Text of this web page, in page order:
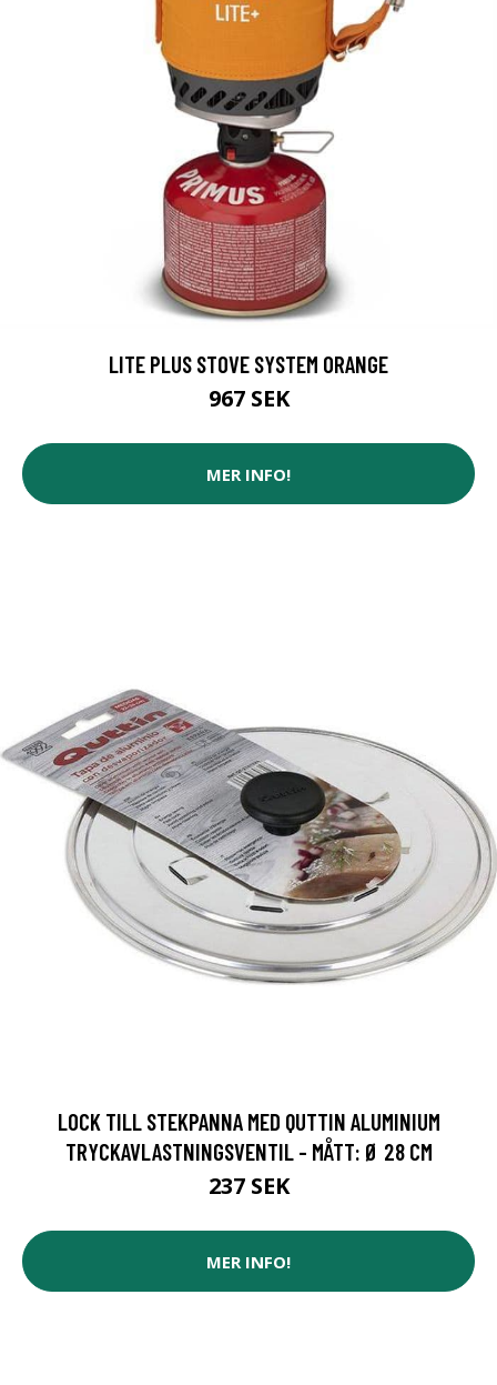
LITE PLUS STOVE SYSTEM ORANGE
967 SEK
MER INFO!
LOCK TILL STEKPANNA MED QUTTIN ALUMINIUM
TRYCKAVLASTNINGSVENTIL - MÅTT: Ø 28 CM
237 SEK
MER INFO!